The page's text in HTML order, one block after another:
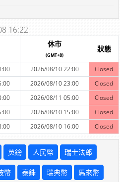
16:22
休市
(GMT+8)
狀態
2026/08/10 22:00
Closed
2026/08/10 23:00
Closed
2026/08/11 05:00
Closed
2026/08/10 15:00
Closed
2026/08/10 16:00 Closed
英鎊 人民幣 瑞士法郎
幣 泰銖 瑞典幣 馬來幣